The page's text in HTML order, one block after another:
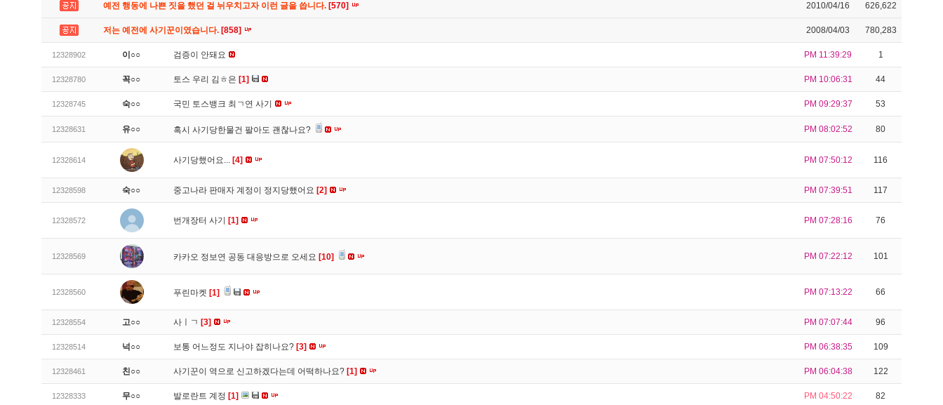
예전 행동에 나쁜 짓을 했던 걸 뉘우치고자 이런 글을 씁니다. [570] 2010/04/16 626,622
저는 예전에 사기꾼이였습니다. [858] 2008/04/03 780,283
12328902 이○○ 검증이 안돼요 PM 11:39:29 1
12328780 꼭○○ 토스 우리 김ㅎ은 [1] PM 10:06:31 44
12328745 숙○○ 국민 토스뱅크 최ㄱ연 사기 PM 09:29:37 53
12328631 유○○ 혹시 사기당한물건 팔아도 괜찮나요? PM 08:02:52 80
12328614 사기당했어요... [4] PM 07:50:12 116
12328598 숙○○ 중고나라 판매자 계정이 정지당했어요 [2] PM 07:39:51 117
12328572 번개장터 사기 [1] PM 07:28:16 76
12328569 카카오 정보연 공동 대응방으로 오세요 [10] PM 07:22:12 101
12328560 푸린마켓 [1] PM 07:13:22 66
12328554 고○○ 사ㅣㄱ [3] PM 07:07:44 96
12328514 넉○○ 보통 어느정도 지나야 잡히나요? [3] PM 06:38:35 109
12328461 친○○ 사기꾼이 역으로 신고하겠다는데 어떡하나요? [1] PM 06:04:38 122
12328333 무○○ 발로란트 계정 [1] PM 04:50:22 82